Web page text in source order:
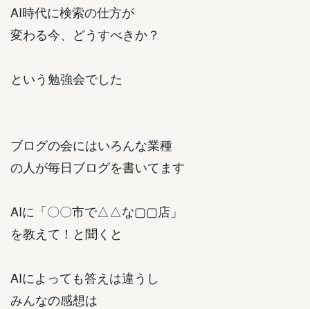
AI時代に検索の仕方が
変わる今、どうすべきか？
という勉強会でした
ブログの会にはいろんな業種
の人が毎日ブログを書いてます
AIに「〇〇市で△△な▢▢店」
を教えて！と聞くと
AIによっても答えは違うし
みんなの感想は